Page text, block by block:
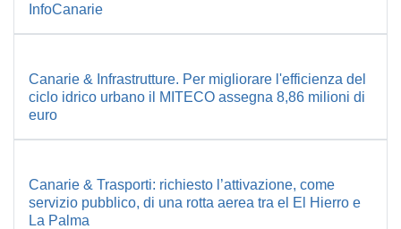
InfoCanarie
Canarie & Infrastrutture. Per migliorare l'efficienza del
ciclo idrico urbano il MITECO assegna 8,86 milioni di
euro
Canarie & Trasporti: richiesto l’attivazione, come
servizio pubblico, di una rotta aerea tra el El Hierro e
La Palma